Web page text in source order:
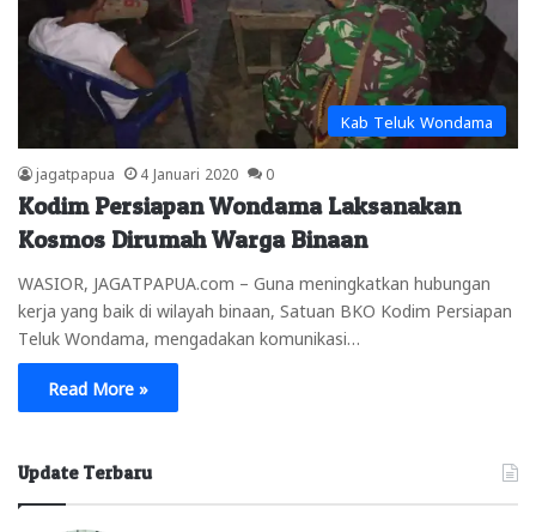
Kab Teluk Wondama
jagatpapua 4 Januari 2020 0
Kodim Persiapan Wondama Laksanakan
Kosmos Dirumah Warga Binaan
WASIOR, JAGATPAPUA.com – Guna meningkatkan hubungan
kerja yang baik di wilayah binaan, Satuan BKO Kodim Persiapan
Teluk Wondama, mengadakan komunikasi…
Read More »
Update Terbaru